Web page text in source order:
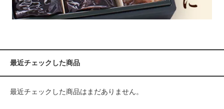
最近チェックした商品
最近チェックした商品はまだありません。